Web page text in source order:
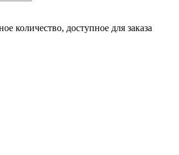
количество, доступное для заказа